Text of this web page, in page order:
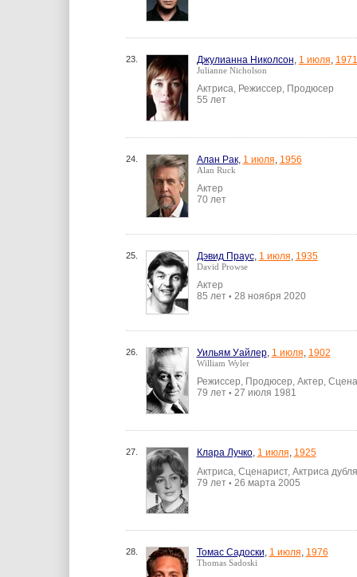
23. Джулианна Николсон, 1 июля, 1971
Julianne Nicholson
Актриса, Режиссер, Продюсер
55 лет
24. Алан Рак, 1 июля, 1956
Alan Ruck
Актер
70 лет
25. Дэвид Праус, 1 июля, 1935
David Prowse
Актер
85 лет • 28 ноября 2020
26. Уильям Уайлер, 1 июля, 1902
William Wyler
Режиссер, Продюсер, Актер,
79 лет • 27 июля 1981
27. Клара Лучко, 1 июля, 1925
Актриса, Сценарист, Актриса
79 лет • 26 марта 2005
28. Томас Садоски, 1 июля, 1976
Thomas Sadoski